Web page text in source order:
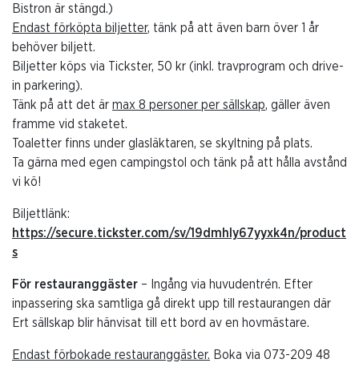
Bistron är stängd.)
Endast förköpta biljetter, tänk på att även barn över 1 år
behöver biljett.
Biljetter köps via Tickster, 50 kr (inkl. travprogram och drive-
in parkering).
Tänk på att det är max 8 personer per sällskap, gäller även
framme vid staketet.
Toaletter finns under glasläktaren, se skyltning på plats.
Ta gärna med egen campingstol och tänk på att hålla avstånd
vi kö!
Biljettlänk:
https://secure.tickster.com/sv/19dmhly67yyxk4n/product
s
För restauranggäster – Ingång via huvudentrén. Efter
inpassering ska samtliga gå direkt upp till restaurangen där
Ert sällskap blir hänvisat till ett bord av en hovmästare.
Endast förbokade restauranggäster. Boka via 073-209 48